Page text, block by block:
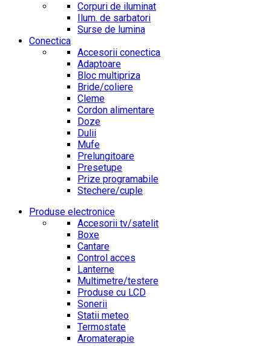
Corpuri de iluminat
Ilum. de sarbatori
Surse de lumina
Conectica
Accesorii conectica
Adaptoare
Bloc multipriza
Bride/coliere
Cleme
Cordon alimentare
Doze
Dulii
Mufe
Prelungitoare
Presetupe
Prize programabile
Stechere/cuple
Produse electronice
Accesorii tv/satelit
Boxe
Cantare
Control acces
Lanterne
Multimetre/testere
Produse cu LCD
Sonerii
Statii meteo
Termostate
Aromaterapie